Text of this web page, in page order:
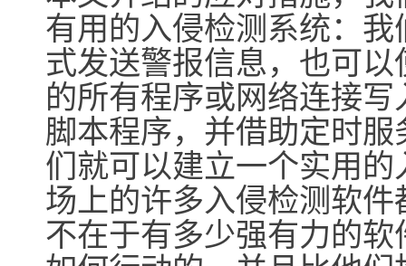
有用的入侵检测系统：
式发送警报信息，也可
的所有程序或网络连接
脚本程序，并借助定时
们就可以建立一个实用
场上的许多入侵检测软
不在于有多少强有力的